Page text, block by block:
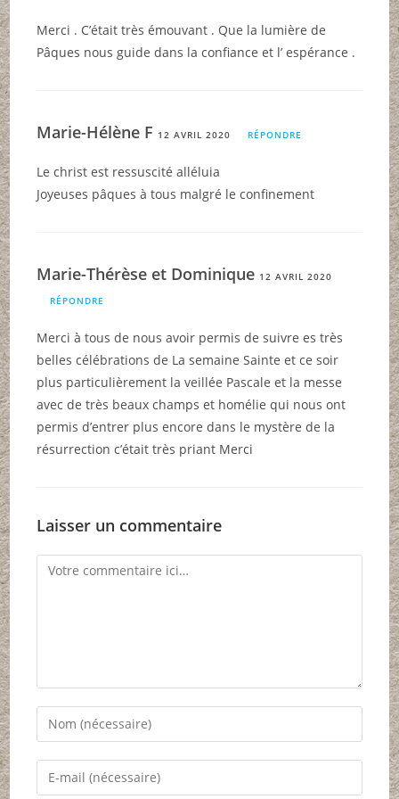
Merci . C’était très émouvant . Que la lumière de
Pâques nous guide dans la confiance et l’ espérance .
Marie-Hélène F 12 AVRIL 2020 RÉPONDRE
Le christ est ressuscité alléluia
Joyeuses pâques à tous malgré le confinement
Marie-Thérèse et Dominique 12 AVRIL 2020
RÉPONDRE
Merci à tous de nous avoir permis de suivre es très
belles célébrations de La semaine Sainte et ce soir
plus particulièrement la veillée Pascale et la messe
avec de très beaux champs et homélie qui nous ont
permis d’entrer plus encore dans le mystère de la
résurrection c’était très priant Merci
Laisser un commentaire
Comment
Enter
your
name
Enter
your